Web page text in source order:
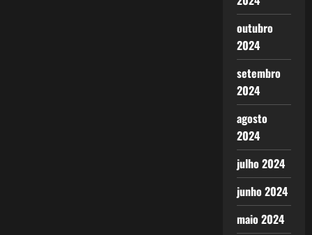
outubro
2024
setembro
2024
agosto
2024
julho 2024
junho 2024
maio 2024